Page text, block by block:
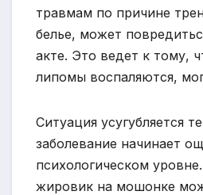
травмам по причине
белье, может
акте. Это ведет к тому,
липомы воспаляются,
Ситуация усугубляется
заболевание начинает
психологическом
жировик на мошонке